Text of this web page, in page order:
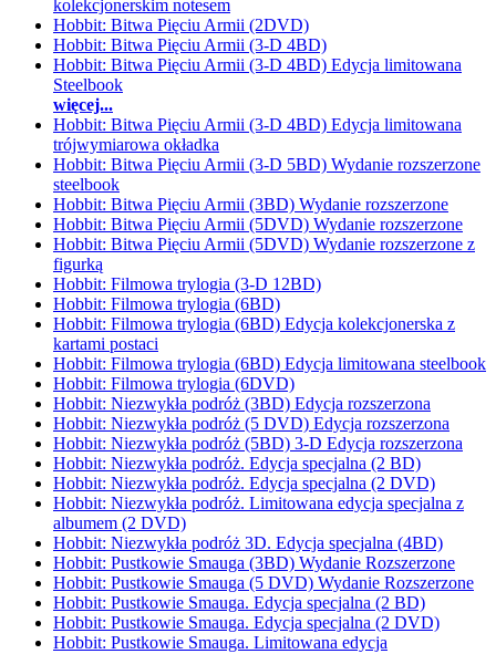
kolekcjonerskim notesem
Hobbit: Bitwa Pięciu Armii (2DVD)
Hobbit: Bitwa Pięciu Armii (3-D 4BD)
Hobbit: Bitwa Pięciu Armii (3-D 4BD) Edycja limitowana
Steelbook
więcej...
Hobbit: Bitwa Pięciu Armii (3-D 4BD) Edycja limitowana
trójwymiarowa okładka
Hobbit: Bitwa Pięciu Armii (3-D 5BD) Wydanie rozszerzone
steelbook
Hobbit: Bitwa Pięciu Armii (3BD) Wydanie rozszerzone
Hobbit: Bitwa Pięciu Armii (5DVD) Wydanie rozszerzone
Hobbit: Bitwa Pięciu Armii (5DVD) Wydanie rozszerzone z
figurką
Hobbit: Filmowa trylogia (3-D 12BD)
Hobbit: Filmowa trylogia (6BD)
Hobbit: Filmowa trylogia (6BD) Edycja kolekcjonerska z
kartami postaci
Hobbit: Filmowa trylogia (6BD) Edycja limitowana steelbook
Hobbit: Filmowa trylogia (6DVD)
Hobbit: Niezwykła podróż (3BD) Edycja rozszerzona
Hobbit: Niezwykła podróż (5 DVD) Edycja rozszerzona
Hobbit: Niezwykła podróż (5BD) 3-D Edycja rozszerzona
Hobbit: Niezwykła podróż. Edycja specjalna (2 BD)
Hobbit: Niezwykła podróż. Edycja specjalna (2 DVD)
Hobbit: Niezwykła podróż. Limitowana edycja specjalna z
albumem (2 DVD)
Hobbit: Niezwykła podróż 3D. Edycja specjalna (4BD)
Hobbit: Pustkowie Smauga (3BD) Wydanie Rozszerzone
Hobbit: Pustkowie Smauga (5 DVD) Wydanie Rozszerzone
Hobbit: Pustkowie Smauga. Edycja specjalna (2 BD)
Hobbit: Pustkowie Smauga. Edycja specjalna (2 DVD)
Hobbit: Pustkowie Smauga. Limitowana edycja